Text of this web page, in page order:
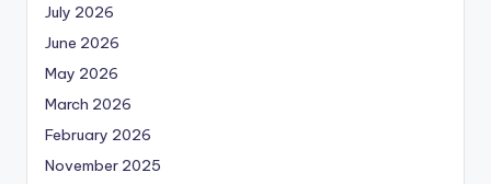
July 2026
June 2026
May 2026
March 2026
February 2026
November 2025